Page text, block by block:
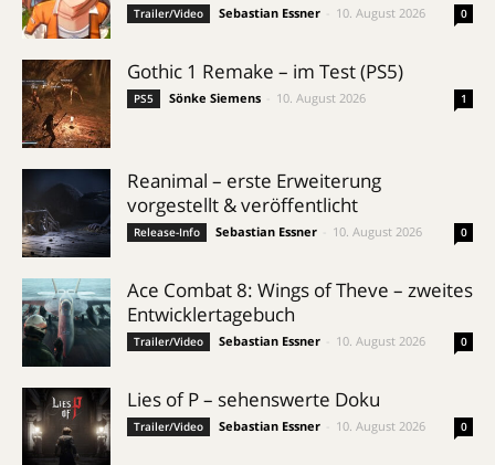
Trailer/Video Sebastian Essner 10. August 2026 0
Gothic 1 Remake – im Test (PS5)
PS5 Sönke Siemens 10. August 2026 1
Reanimal – erste Erweiterung
vorgestellt & veröffentlicht
Release-Info Sebastian Essner 10. August 2026 0
Ace Combat 8: Wings of Theve – zweites
Entwicklertagebuch
Trailer/Video Sebastian Essner 10. August 2026 0
Lies of P – sehenswerte Doku
Trailer/Video Sebastian Essner 10. August 2026 0